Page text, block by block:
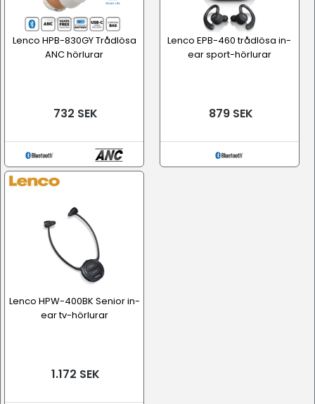
Lenco HPB-830GY Trådlösa
ANC hörlurar
732 SEK
Lenco EPB-460 trådlösa in-
ear sport-hörlurar
879 SEK
Lenco HPW-400BK Senior in-
ear tv-hörlurar
1.172 SEK